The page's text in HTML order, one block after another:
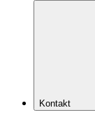
Kontakt